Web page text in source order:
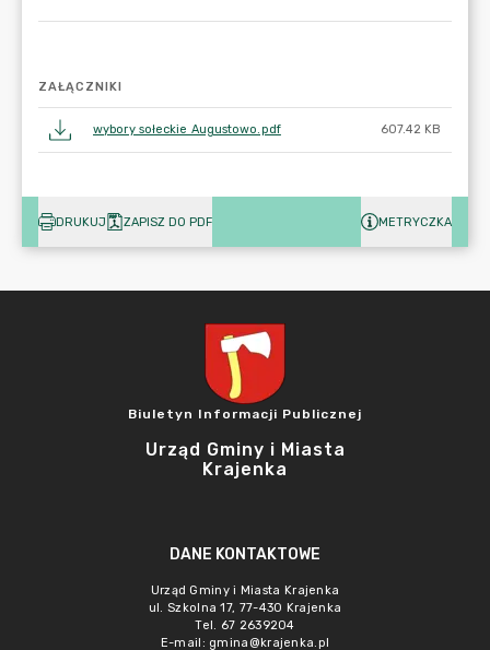
ZAŁĄCZNIKI
wybory sołeckie Augustowo.pdf 607.42 KB
DRUKUJ ZAPISZ DO PDF METRYCZKA
Biuletyn Informacji Publicznej
Urząd Gminy i Miasta
Krajenka
DANE KONTAKTOWE
Urząd Gminy i Miasta Krajenka
ul. Szkolna 17, 77-430 Krajenka
Tel. 67 2639204
E-mail: gmina@krajenka.pl